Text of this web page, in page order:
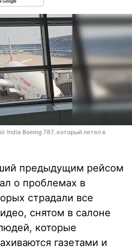
India Boeing 787, который летел в
предыдущим рейсом
о проблемах в
страдали все
снятом в салоне
которые
газетами и